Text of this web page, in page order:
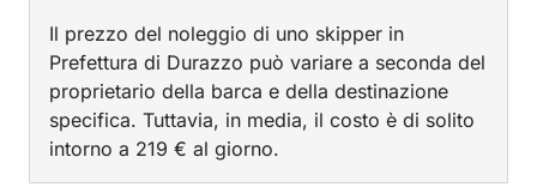
Il prezzo del noleggio di uno skipper in
Prefettura di Durazzo può variare a seconda del
proprietario della barca e della destinazione
specifica. Tuttavia, in media, il costo è di solito
intorno a 219 € al giorno.